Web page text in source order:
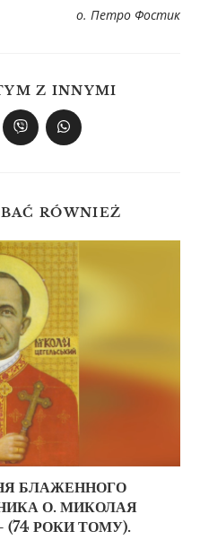
о. Петро Фостик
Z INNYMI
RÓWNIEŻ
БЛАЖЕННОГО
О. МИКОЛАЯ
РОКИ ТОМУ).